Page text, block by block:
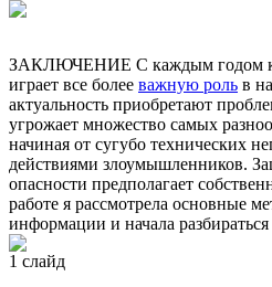
ЗАКЛЮЧЕНИЕ С каждым годом
играет все более важную роль в
актуальность приобретают
угрожает множество самых
начиная от сугубо технических
действиями злоумышленников.
опасности предполагает
работе я рассмотрела основные
информации и начала
1 слайд